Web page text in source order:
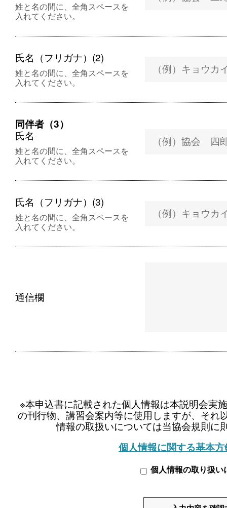
姓と名の間に、全角スペースを
入れてください。
氏名（フリガナ）(2)
姓と名の間に、全角スペースを
入れてください。
同伴者（3）
氏名
姓と名の間に、全角スペースを
入れてください。
氏名（フリガナ）(3)
姓と名の間に、全角スペースを
入れてください。
通信欄
※本申込書に記載された個人情報は本説明会実
の刊行物、講習会案内等に使用しますが、それ
情報の取扱いについては当協会規則に
個人情報に関する基本
個人情報の取り扱い